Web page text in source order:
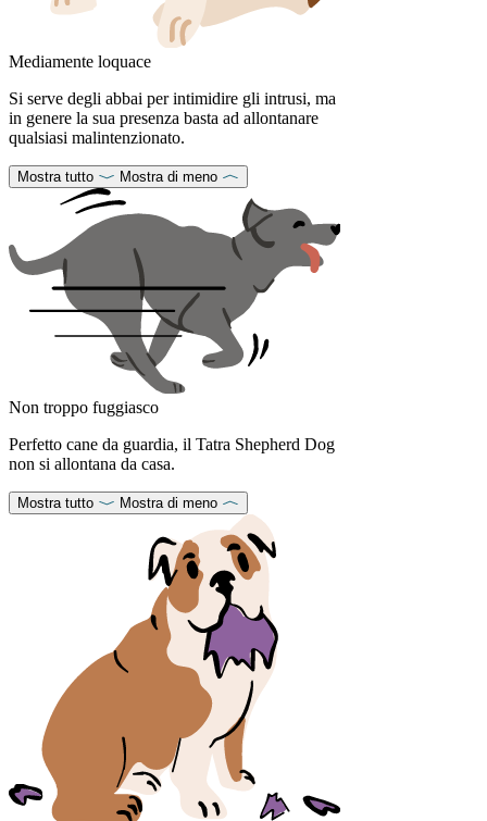
Mediamente loquace
Si serve degli abbai per intimidire gli intrusi, ma
in genere la sua presenza basta ad allontanare
qualsiasi malintenzionato.
Mostra tutto Mostra di meno
Non troppo fuggiasco
Perfetto cane da guardia, il Tatra Shepherd Dog
non si allontana da casa.
Mostra tutto Mostra di meno